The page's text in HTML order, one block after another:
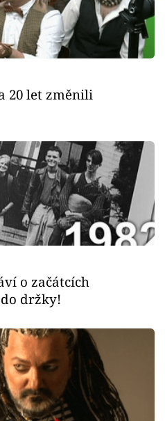
20 let změnili
o začátcích
držky!